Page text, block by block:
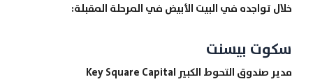
خلال تواجده في البيت الأبيض في المرحلة المقبلة:
سكوت بيسنت
مدير صندوق التحوط الكبير Key Square Capital